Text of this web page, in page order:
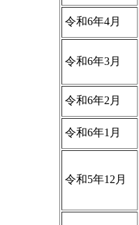
令和6年4月
令和6年3月
令和6年2月
令和6年1月
令和5年12月